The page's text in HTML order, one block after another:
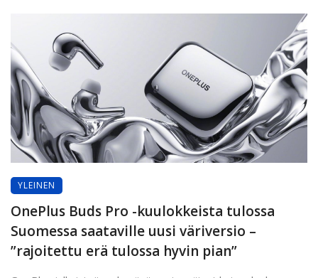
YLEINEN
OnePlus Buds Pro -kuulokkeista tulossa
Suomessa saataville uusi väriversio –
”rajoitettu erä tulossa hyvin pian”